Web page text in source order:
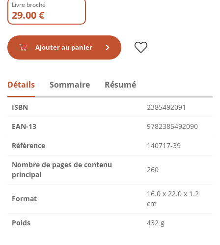
Livre broché
29.00 €
Ajouter au panier
Détails Sommaire Résumé
ISBN 2385492091
EAN-13 9782385492090
Référence 140717-39
Nombre de pages de contenu
principal
260
Format
16.0 x 22.0 x 1.2
cm
Poids 432 g